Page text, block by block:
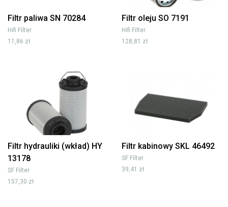
Filtr paliwa SN 70284
Hifi Filter
11,86 zł
Filtr oleju SO 7191
Hifi Filter
128,81 zł
Filtr hydrauliki (wkład) HY
13178
SF Filter
157,30 zł
Filtr kabinowy SKL 46492
SF Filter
39,41 zł